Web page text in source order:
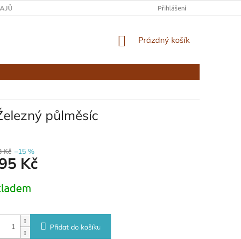
Přihlášení
NÁKUPNÍ
Prázdný košík
půlměsíc
Kč –15 %
Kč
Přidat do košíku